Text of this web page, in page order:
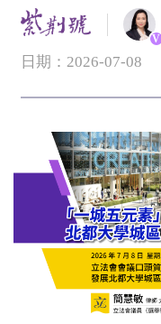
V
日期：2026-07-08